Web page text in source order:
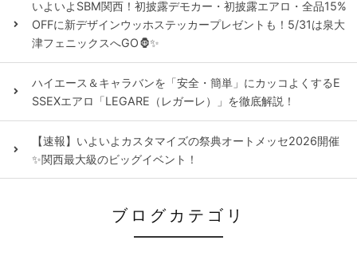
いよいよSBM関西！初披露デモカー・初披露エアロ・全品15%
OFFに新デザインウッホステッカープレゼントも！5/31は泉大
津フェニックスへGO🦍✨
ハイエース＆キャラバンを「安全・簡単」にカッコよくするE
SSEXエアロ「LEGARE（レガーレ）」を徹底解説！
【速報】いよいよカスタマイズの祭典オートメッセ2026開催
✨関西最大級のビッグイベント！
ブログカテゴリ